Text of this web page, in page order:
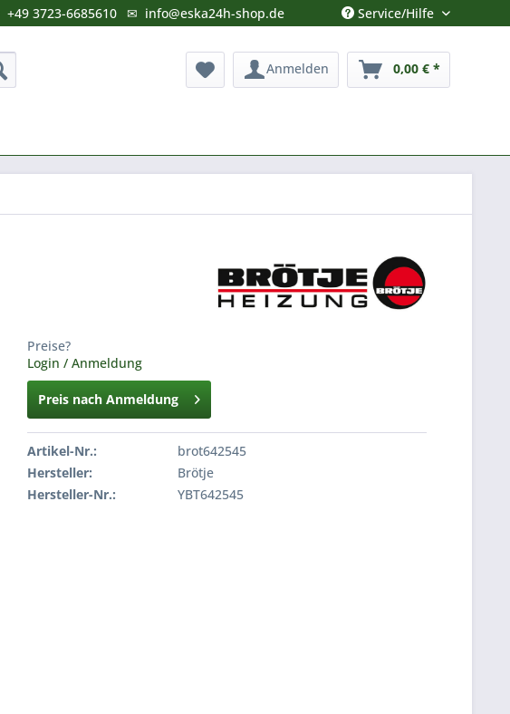
Service/Hilfe
✉ info@eska24h-shop.de
+49 3723-6685610
Anmelden 0,00 € *
Preise?
Login / Anmeldung
Preis nach Anmeldung
Artikel-Nr.:
brot642545
Hersteller:
Brötje
Hersteller-Nr.:
YBT642545